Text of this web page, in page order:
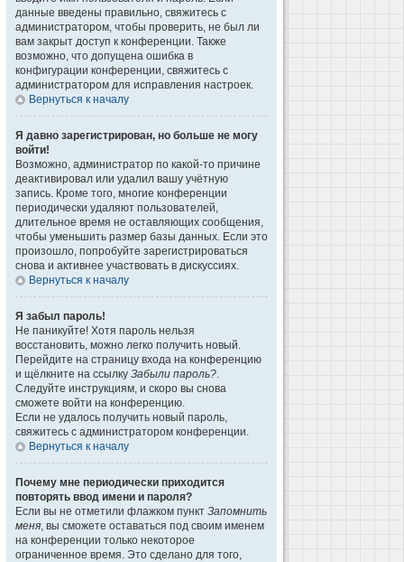
данные введены правильно, свяжитесь с
администратором, чтобы проверить, не был ли
вам закрыт доступ к конференции. Также
возможно, что допущена ошибка в
конфигурации конференции, свяжитесь с
администратором для исправления настроек.
Вернуться к началу
Я давно зарегистрирован, но больше не могу
войти!
Возможно, администратор по какой-то причине
деактивировал или удалил вашу учётную
запись. Кроме того, многие конференции
периодически удаляют пользователей,
длительное время не оставляющих сообщения,
чтобы уменьшить размер базы данных. Если это
произошло, попробуйте зарегистрироваться
снова и активнее участвовать в дискуссиях.
Вернуться к началу
Я забыл пароль!
Не паникуйте! Хотя пароль нельзя
восстановить, можно легко получить новый.
Перейдите на страницу входа на конференцию
и щёлкните на ссылку Забыли пароль?.
Следуйте инструкциям, и скоро вы снова
сможете войти на конференцию.
Если не удалось получить новый пароль,
свяжитесь с администратором конференции.
Вернуться к началу
Почему мне периодически приходится
повторять ввод имени и пароля?
Если вы не отметили флажком пункт Запомнить
меня, вы сможете оставаться под своим именем
на конференции только некоторое
ограниченное время. Это сделано для того,